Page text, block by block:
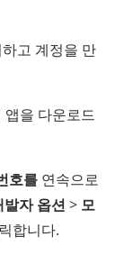
고 계정을 만
앱을 다운로드
호를 연속으로
발자 옵션 > 모
합니다.